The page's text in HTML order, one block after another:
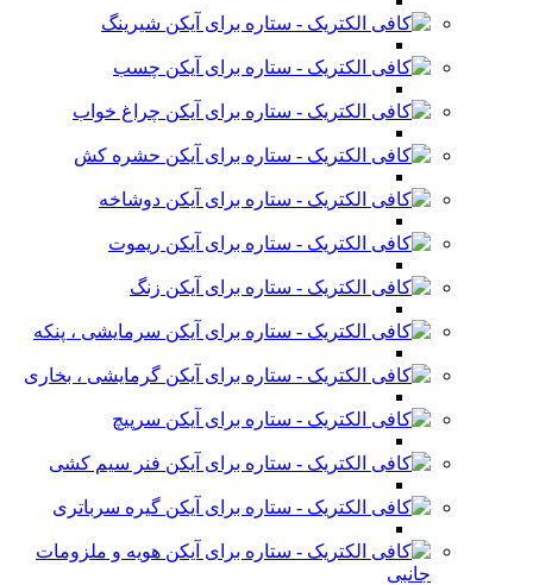
شیرینگ
چسب
چراغ خواب
حشره کش
دوشاخه
ریموت
زنگ
سرمایشی ، پنکه
گرمایشی ، بخاری
سرپیچ
فنر سیم کشی
گیره سرباتری
هویه و ملزومات
جانبی